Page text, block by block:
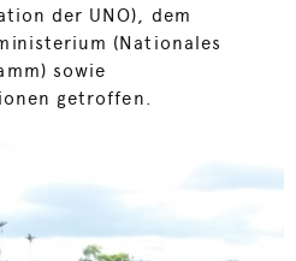
der UNO), dem
(Nationales
sowie
getroffen.